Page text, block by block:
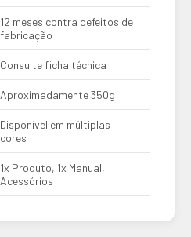
12 meses contra defeitos de
fabricação
Consulte ficha técnica
Aproximadamente 350g
Disponível em múltiplas
cores
1x Produto, 1x Manual,
Acessórios